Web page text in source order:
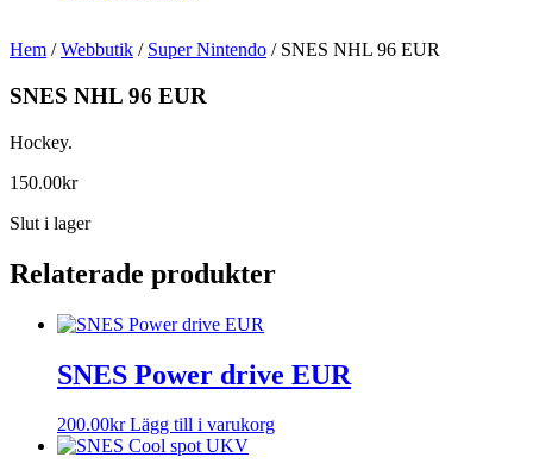
Hem /Webbutik / Super Nintendo / SNES NHL 96 EUR
SNES NHL 96 EUR
Hockey.
150.00kr
Slut i lager
Relaterade produkter
SNES Power drive EUR
200.00kr Lägg till i varukorg